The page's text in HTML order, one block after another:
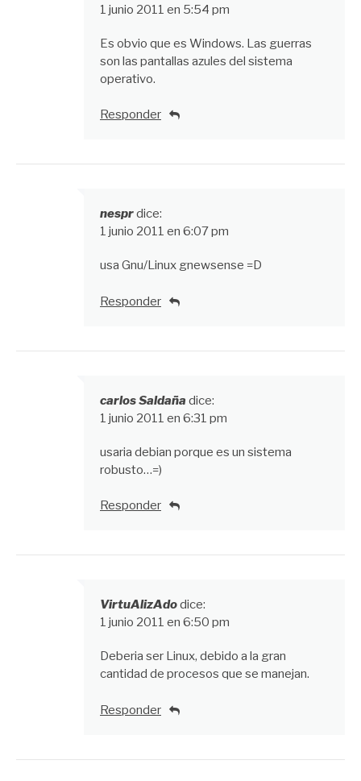
1 junio 2011 en 5:54 pm
Es obvio que es Windows. Las guerras
son las pantallas azules del sistema
operativo.
Responder
nesprdice:
1 junio 2011 en 6:07 pm
usa Gnu/Linux gnewsense =D
Responder
carlos Saldaña dice:
1 junio 2011 en 6:31 pm
usaria debian porque es un sistema
robusto…=)
Responder
VirtuAlizAdodice:
1 junio 2011 en 6:50 pm
Deberia ser Linux, debido a la gran
cantidad de procesos que se manejan.
Responder